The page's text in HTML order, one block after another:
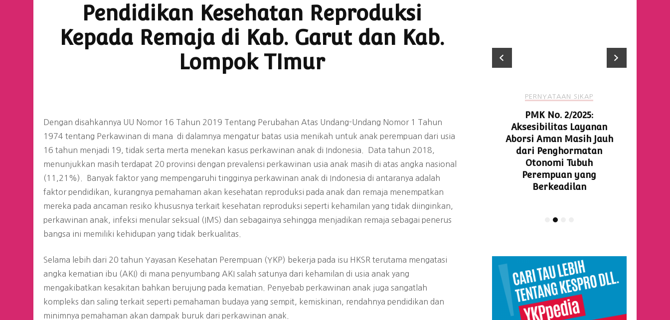
Isu Strategis
Program
Struktur Organisasi
Laporan Keuangan
Publikasi
Pendidikan Kesehatan Reproduksi
Kepada Remaja di Kab. Garut dan Kab.
Lompok TImur
Dengan disahkannya UU Nomor 16 Tahun 2019 Tentang Perubahan Atas Undang-Undang Nomor 1 Tahun
1974 tentang Perkawinan di mana di dalamnya mengatur batas usia menikah untuk anak perempuan dari usia
16 tahun menjadi 19, tidak serta merta menekan kasus perkawinan anak di Indonesia. Data tahun 2018,
menunjukkan masih terdapat 20 provinsi dengan prevalensi perkawinan usia anak masih di atas angka nasional
(11,21%). Banyak faktor yang mempengaruhi tingginya perkawinan anak di Indonesia di antaranya adalah
faktor pendidikan, kurangnya pemahaman akan kesehatan reproduksi pada anak dan remaja menempatkan
mereka pada ancaman resiko khususnya terkait kesehatan reproduksi seperti kehamilan yang tidak diinginkan,
perkawinan anak, infeksi menular seksual (IMS) dan sebagainya sehingga menjadikan remaja sebagai penerus
bangsa ini memiliki kehidupan yang tidak berkualitas.
Selama lebih dari 20 tahun Yayasan Kesehatan Perempuan (YKP) bekerja pada isu HKSR terutama mengatasi
angka kematian ibu (AKI) di mana penyumbang AKI salah satunya dari kehamilan di usia anak yang
mengakibatkan kesakitan bahkan berujung pada kematian. Penyebab perkawinan anak juga sangatlah
kompleks dan saling terkait seperti pemahaman budaya yang sempit, kemiskinan, rendahnya pendidikan dan
minimnya pemahaman akan dampak buruk dari perkawinan anak.
Poligami: Praktik Nyata
Kekerasan terhadap
Perempuan
Kesehatan Perempuan
terhadap Terbitnya
Peraturan Pemerintah
(PP) No. 28 Tahun 2024
sebagai Aturan Turunan
UU Kesehatan No. 17
Tahun 2023
ABORSI AMAN SEDUNIA
Mewujudkan Akses
Aborsi Aman dan
Nyaman; Merebut
Kembali Otonomi Tubuh!
PERNYATAAN SIKAP
PMK No. 2/2025:
Aksesibilitas Layanan
Aborsi Aman Masih Jauh
dari Penghormatan
Otonomi Tubuh
Perempuan yang
Berkeadilan